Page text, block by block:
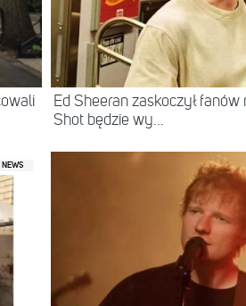
Ed Sheeran zaskoczył
Shot będzie wy...
NEWS